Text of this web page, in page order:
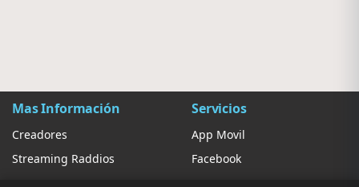
Mas Información
Creadores
Streaming Raddios
Servicios
App Movil
Facebook